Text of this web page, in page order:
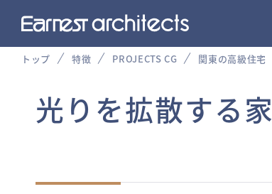
トップ 特徴 PROJECTS CG 関東の高級住宅
光りを拡散する家